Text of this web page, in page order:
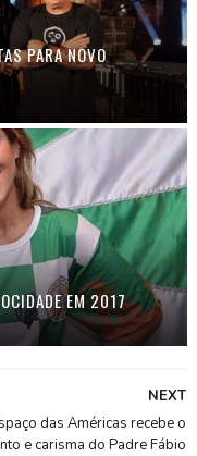
PARA NOVO
EM 2017
NEXT
das Américas recebe o
e carisma do Padre Fábio